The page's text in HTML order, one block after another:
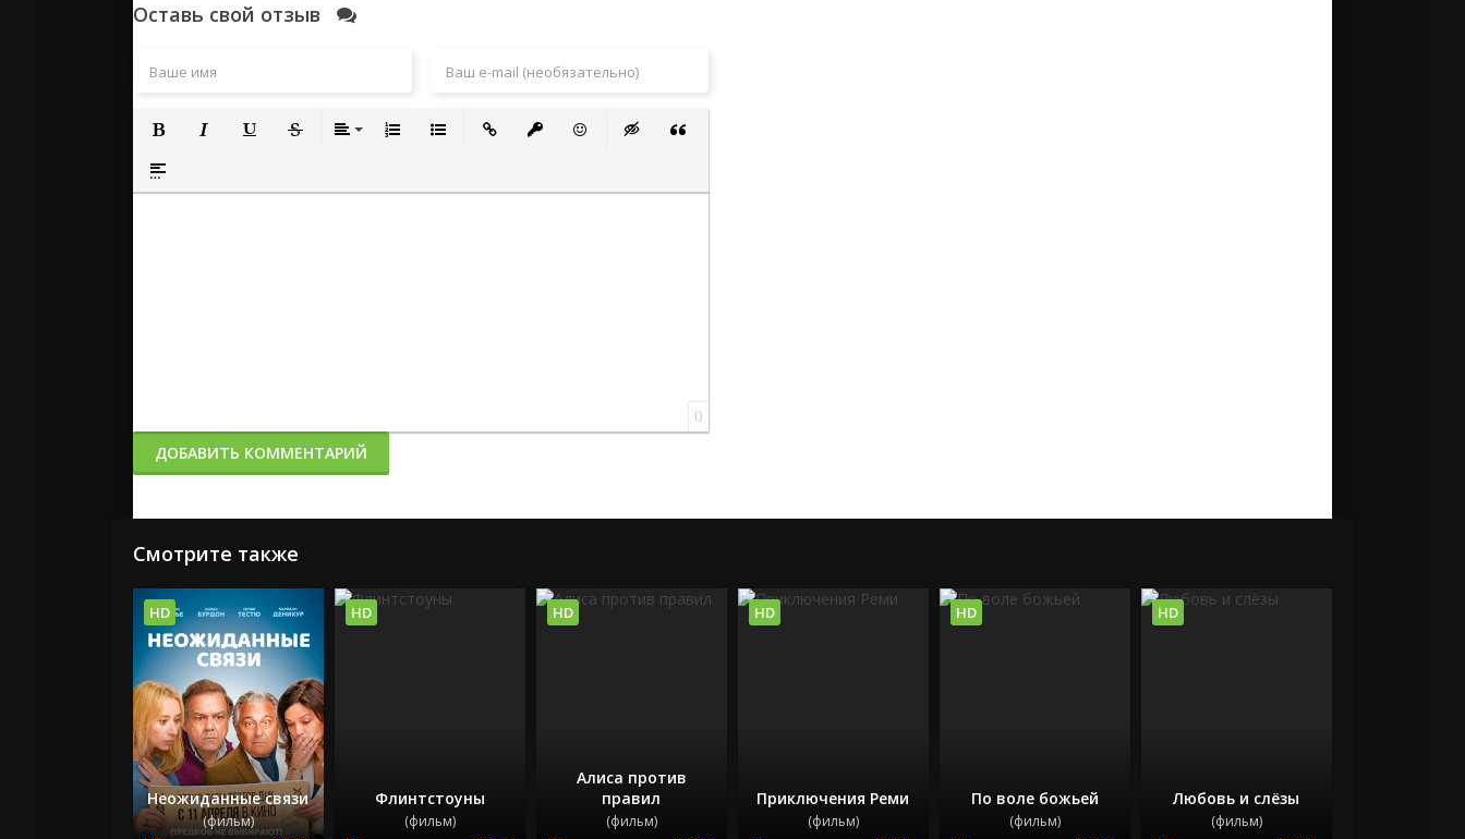
Оставь свой отзыв
Полужирный
Вставка спойлера
0
ДОБАВИТЬ КОММЕНТАРИЙ
Смотрите также
Неожиданные связи
(фильм)
HD
Флинтстоуны
(фильм)
HD
Алиса против
правил
(фильм)
HD
Приключения Реми
(фильм)
HD
По воле божьей
(фильм)
HD
Любовь и слёзы
(фильм)
HD